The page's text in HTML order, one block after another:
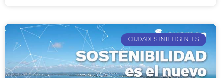
CIUDADES INTELIGENTES